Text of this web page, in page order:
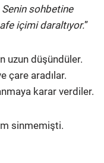
sohbetine
içimi daraltıyor.”
uzun düşündüler.
çare aradılar.
karar verdiler.
sinmemişti.